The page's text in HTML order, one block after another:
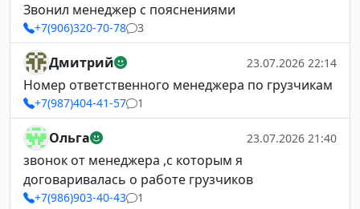
Звонил менеджер с пояснениями
+7(906)320-70-78 3
Дмитрий 23.07.2026 22:14
Номер ответственного менеджера по грузчикам
+7(987)404-41-57 1
Ольга 23.07.2026 21:40
звонок от менеджера ,с которым я
договаривалась о работе грузчиков
+7(986)903-40-43 1